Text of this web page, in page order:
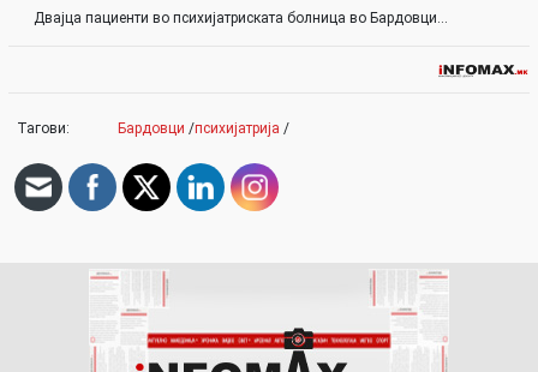
Двајца пациенти во психијатриската болница во Бардовци…
Тагови: Бардовци /психијатрија /